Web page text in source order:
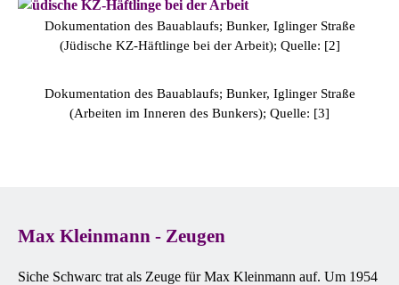
Dokumentation des Bauablaufs; Bunker, Iglinger Straße
(Jüdische KZ-Häftlinge bei der Arbeit); Quelle: [2]
Dokumentation des Bauablaufs; Bunker, Iglinger Straße
(Arbeiten im Inneren des Bunkers); Quelle: [3]
Max Kleinmann - Zeugen
Siche Schwarc trat als Zeuge für Max Kleinmann auf. Um 1954